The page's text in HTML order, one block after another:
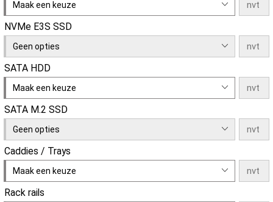
Maak een keuze
NVMe E3S SSD
Geen opties
SATA HDD
Maak een keuze
SATA M.2 SSD
Geen opties
Caddies / Trays
Maak een keuze
Rack rails